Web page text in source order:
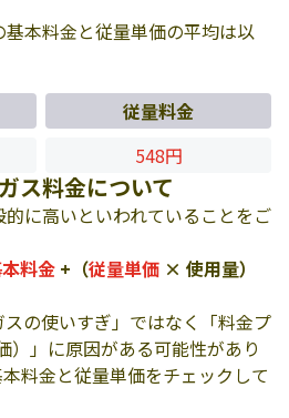
本料金と従量単価の平均は以
従量料金
548円
ス料金について
に高いといわれていることをご
料金 +（従量単価 × 使用量）
の使いすぎ」ではなく「料金プ
）」に原因がある可能性があり
料金と従量単価をチェックして